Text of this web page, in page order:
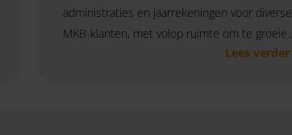
administraties en jaarrekeningen voor diverse
MKB-klanten, met volop ruimte om te groeien
Lees verder